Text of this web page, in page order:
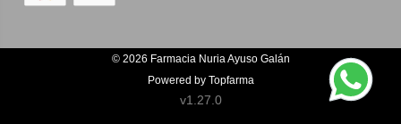
© 2026 Farmacia Nuria Ayuso Galán
Powered by Topfarma
v1.27.0